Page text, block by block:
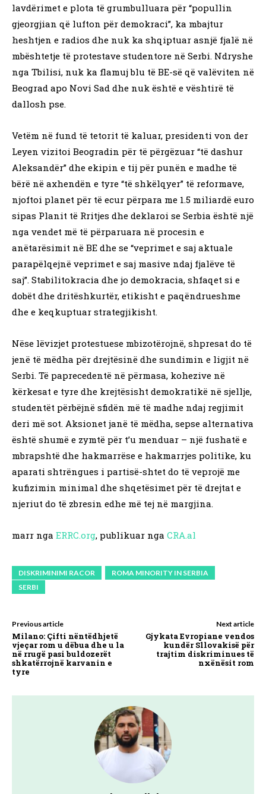
lavdërimet e plota të grumbulluara për “popullin
gjeorgjian që lufton për demokraci”, ka mbajtur
heshtjen e radios dhe nuk ka shqiptuar asnjë fjalë në
mbështetje të protestave studentore në Serbi. Ndryshe
nga Tbilisi, nuk ka flamuj blu të BE-së që valëviten në
Beograd apo Novi Sad dhe nuk është e vështirë të
dallosh pse.
Vetëm në fund të tetorit të kaluar, presidenti von der
Leyen vizitoi Beogradin për të përgëzuar “të dashur
Aleksandër” dhe ekipin e tij për punën e madhe të
bërë në axhendën e tyre “të shkëlqyer” të reformave,
njoftoi planet për të ecur përpara me 1.5 miliardë euro
sipas Planit të Rritjes dhe deklaroi se Serbia është një
nga vendet më të përparuara në procesin e
anëtarësimit në BE dhe se “veprimet e saj aktuale
parapëlqejnë veprimet e saj masive ndaj fjalëve të
saj”. Stabilitokracia dhe jo demokracia, shfaqet si e
dobët dhe dritëshkurtër, etikisht e paqëndrueshme
dhe e keqkuptuar strategjikisht.
Nëse lëvizjet protestuese mbizotërojnë, shpresat do të
jenë të mëdha për drejtësinë dhe sundimin e ligjit në
Serbi. Të paprecedentë në përmasa, kohezive në
kërkesat e tyre dhe krejtësisht demokratikë në sjellje,
studentët përbëjnë sfidën më të madhe ndaj regjimit
deri më sot. Aksionet janë të mëdha, sepse alternativa
është shumë e zymtë për t’u menduar – një fushatë e
mbrapshtë dhe hakmarrëse e hakmarrjes politike, ku
aparati shtrëngues i partisë-shtet do të veprojë me
kufizimin minimal dhe shqetësimet për të drejtat e
njeriut do të zbresin edhe më tej në margjina.
marr nga ERRC.org, publikuar nga CRA.al
DISKRIMINIMI RACOR
ROMA MINORITY IN SERBIA
SERBI
Previous article
Milano: Çifti nëntëdhjetë
vjeçar rom u dëbua dhe u la
në rrugë pasi buldozerët
shkatërrojnë karvanin e
tyre
Next article
Gjykata Evropiane vendos
kundër Sllovakisë për
trajtim diskriminues të
nxënësit rom